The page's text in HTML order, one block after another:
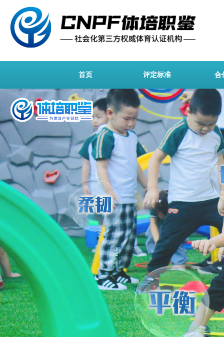
首页 评定标准 合